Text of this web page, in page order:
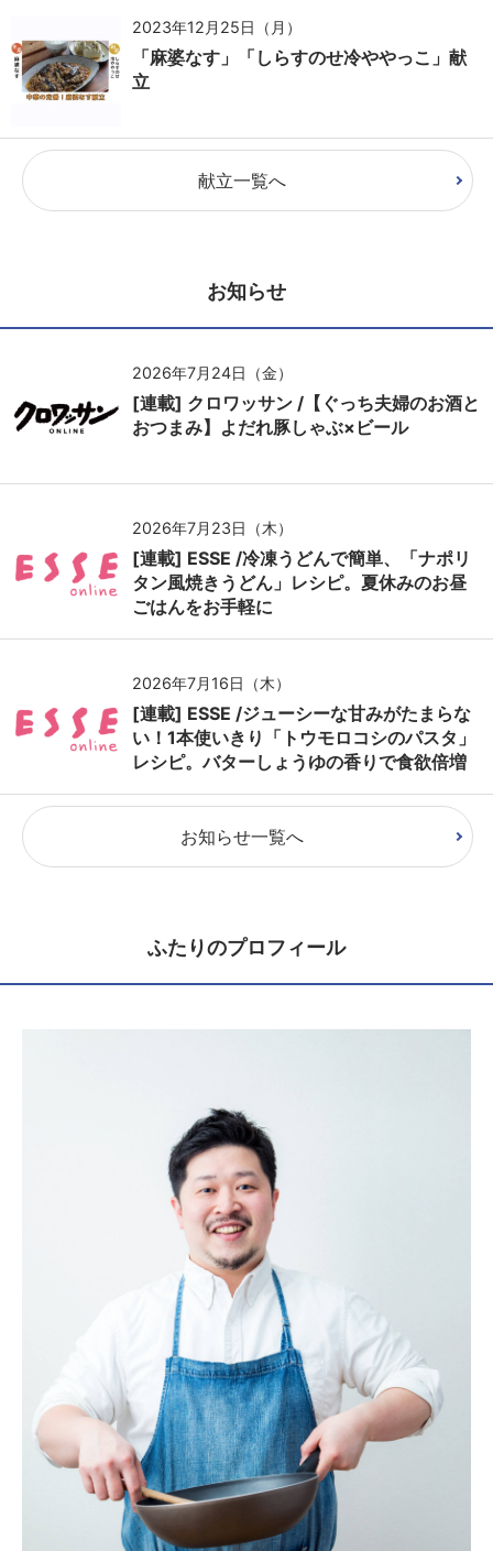
2023年12月25日（月）
「麻婆なす」「しらすのせ冷ややっこ」献
立
献立一覧へ
お知らせ
2026年7月24日（金）
[連載] クロワッサン /【ぐっち夫婦のお酒と
おつまみ】よだれ豚しゃぶ×ビール
2026年7月23日（木）
[連載] ESSE /冷凍うどんで簡単、「ナポリ
タン風焼きうどん」レシピ。夏休みのお昼
ごはんをお手軽に
2026年7月16日（木）
[連載] ESSE /ジューシーな甘みがたまらな
い！1本使いきり「トウモロコシのパスタ」
レシピ。バターしょうゆの香りで食欲倍増
お知らせ一覧へ
ふたりのプロフィール